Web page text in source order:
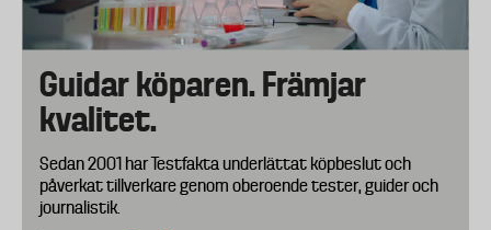
Guidar köparen. Främjar
kvalitet.
Sedan 2001 har Testfakta underlättat köpbeslut och
påverkat tillverkare genom oberoende tester, guider och
journalistik.